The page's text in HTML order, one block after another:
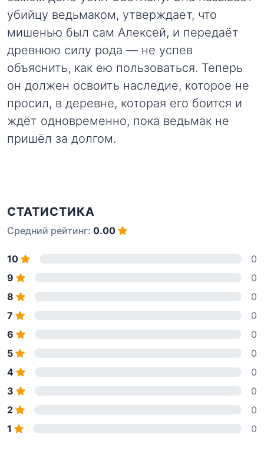
убийцу ведьмаком, утверждает, что
мишенью был сам Алексей, и передаёт
древнюю силу рода — не успев
объяснить, как ею пользоваться. Теперь
он должен освоить наследие, которое не
просил, в деревне, которая его боится и
ждёт одновременно, пока ведьмак не
пришёл за долгом.
СТАТИСТИКА
Средний рейтинг: 0.00
10
0
9
0
8
0
7
0
6
0
5
0
4
0
3
0
2
0
1
0